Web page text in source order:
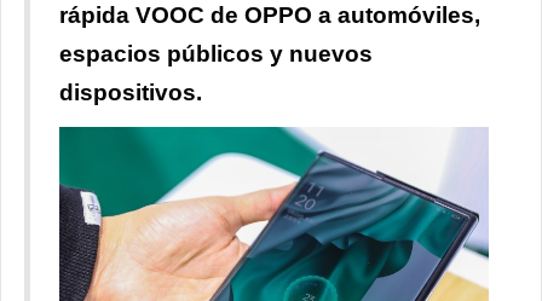
rápida VOOC de OPPO a automóviles,
espacios públicos y nuevos
dispositivos.